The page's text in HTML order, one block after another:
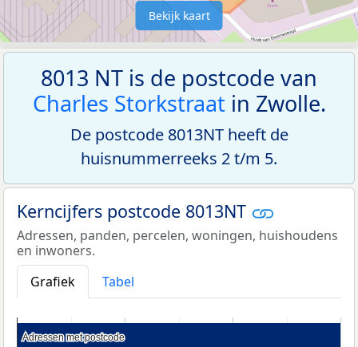
Bekijk kaart
8013 NT is de postcode van
Charles Storkstraatin Zwolle.
De postcode 8013NT heeft de
huisnummerreeks 2 t/m 5.
Kerncijfers postcode 8013NT
Adressen, panden, percelen, woningen, huishoudens
en inwoners.
Grafiek
Tabel
Adressen met postcode
Adressen met postcode